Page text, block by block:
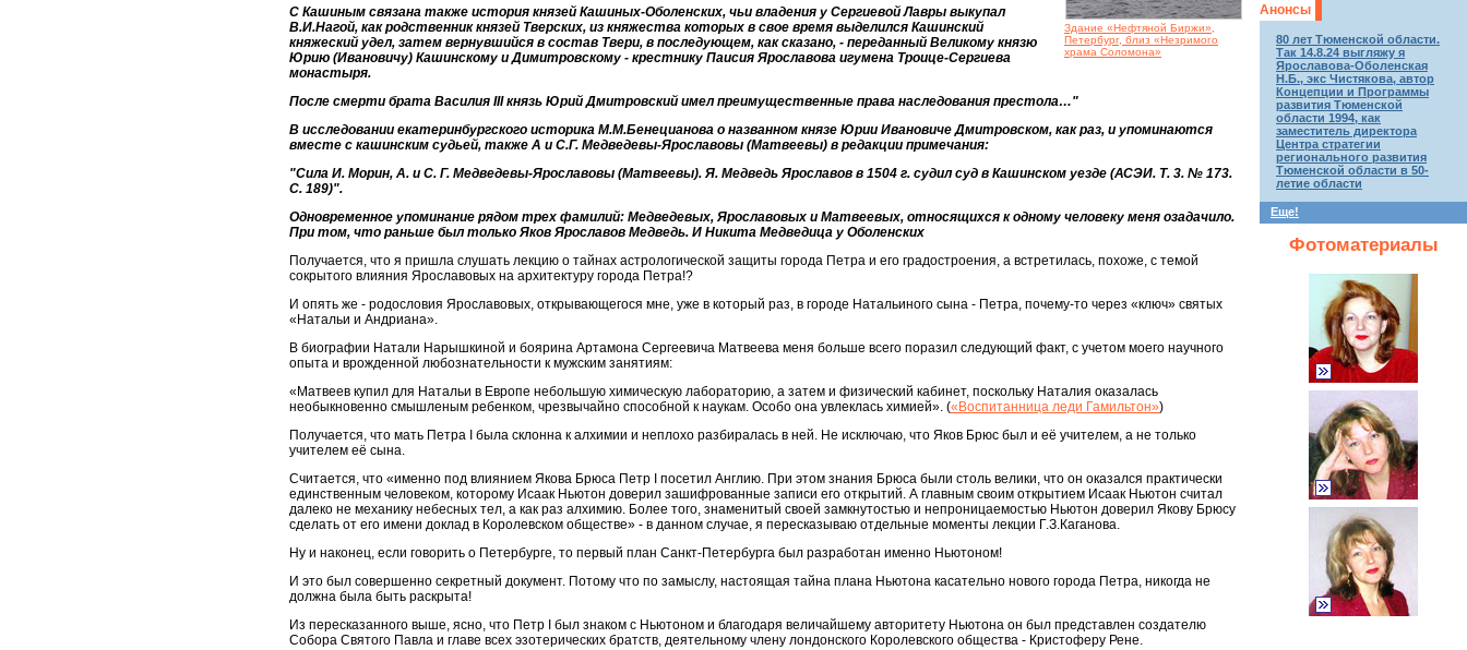
Здание «Нефтяной Биржи»,
Петербург, близ «Незримого
храма Соломона»
С Кашиным связана также история князей Кашиных-Оболенских, чьи владения у Сергиевой Лавры выкупал
В.И.Нагой, как родственник князей Тверских, из княжества которых в свое время выделился Кашинский
княжеский удел, затем вернувшийся в состав Твери, в последующем, как сказано, - переданный Великому князю
Юрию (Ивановичу) Кашинскому и Димитровскому - крестнику Паисия Ярославова игумена Троице-Сергиева
монастыря.
После смерти брата Василия III князь Юрий Дмитровский имел преимущественные права наследования престола…"
В исследовании екатеринбургского историка М.М.Бенецианова о названном князе Юрии Ивановиче Дмитровском, как раз, и упоминаются
вместе с кашинским судьей, также А и С.Г. Медведевы-Ярославовы (Матвеевы) в редакции примечания:
"Сила И. Морин, А. и С. Г. Медведевы-Ярославовы (Матвеевы). Я. Медведь Ярославов в 1504 г. судил суд в Кашинском уезде (АСЭИ. Т. 3. № 173.
С. 189)".
Одновременное упоминание рядом трех фамилий: Медведевых, Ярославовых и Матвеевых, относящихся к одному человеку меня озадачило.
При том, что раньше был только Яков Ярославов Медведь. И Никита Медведица у Оболенских
Получается, что я пришла слушать лекцию о тайнах астрологической защиты города Петра и его градостроения, а встретилась, похоже, с темой
сокрытого влияния Ярославовых на архитектуру города Петра!?
И опять же - родословия Ярославовых, открывающегося мне, уже в который раз, в городе Натальиного сына - Петра, почему-то через «ключ» святых
«Натальи и Андриана».
В биографии Натали Нарышкиной и боярина Артамона Сергеевича Матвеева меня больше всего поразил следующий факт, с учетом моего научного
опыта и врожденной любознательности к мужским занятиям:
«Матвеев купил для Натальи в Европе небольшую химическую лабораторию, а затем и физический кабинет, поскольку Наталия оказалась
необыкновенно смышленым ребенком, чрезвычайно способной к наукам. Особо она увлеклась химией». («Воспитанница леди Гамильтон»)
Получается, что мать Петра I была склонна к алхимии и неплохо разбиралась в ней. Не исключаю, что Яков Брюс был и её учителем, а не только
учителем её сына.
Считается, что «именно под влиянием Якова Брюса Петр I посетил Англию. При этом знания Брюса были столь велики, что он оказался практически
единственным человеком, которому Исаак Ньютон доверил зашифрованные записи его открытий. А главным своим открытием Исаак Ньютон считал
далеко не механику небесных тел, а как раз алхимию. Более того, знаменитый своей замкнутостью и непроницаемостью Ньютон доверил Якову Брюсу
сделать от его имени доклад в Королевском обществе» - в данном случае, я пересказываю отдельные моменты лекции Г.З.Каганова.
Ну и наконец, если говорить о Петербурге, то первый план Санкт-Петербурга был разработан именно Ньютоном!
И это был совершенно секретный документ. Потому что по замыслу, настоящая тайна плана Ньютона касательно нового города Петра, никогда не
должна была быть раскрыта!
Из пересказанного выше, ясно, что Петр I был знаком с Ньютоном и благодаря величайшему авторитету Ньютона он был представлен создателю
Собора Святого Павла и главе всех эзотерических братств, деятельному члену лондонского Королевского общества - Кристоферу Рене.
Анонсы
80 лет Тюменской области.
Так 14.8.24 выгляжу я
Ярославова-Оболенская
Н.Б., экс Чистякова, автор
Концепции и Программы
развития Тюменской
области 1994, как
заместитель директора
Центра стратегии
регионального развития
Тюменской области в 50-
летие области
Еще!
Фотоматериалы